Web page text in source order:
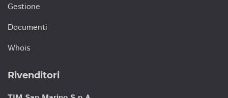
Gestione
Documenti
Whois
Rivenditori